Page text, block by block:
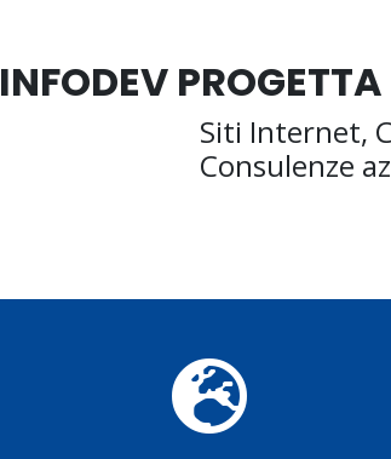
INFODEV
Siti Internet,
Consulenze